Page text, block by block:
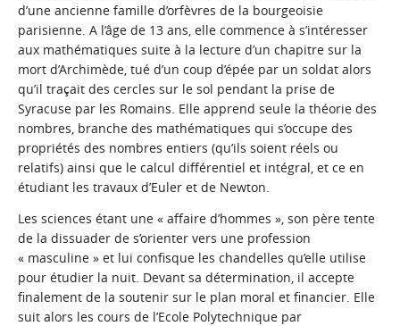
d’une ancienne famille d’orfèvres de la bourgeoisie
parisienne. A l’âge de 13 ans, elle commence à s’intéresser
aux mathématiques suite à la lecture d’un chapitre sur la
mort d’Archimède, tué d’un coup d’épée par un soldat alors
qu’il traçait des cercles sur le sol pendant la prise de
Syracuse par les Romains. Elle apprend seule la théorie des
nombres, branche des mathématiques qui s’occupe des
propriétés des nombres entiers (qu’ils soient réels ou
relatifs) ainsi que le calcul différentiel et intégral, et ce en
étudiant les travaux d’Euler et de Newton.
Les sciences étant une « affaire d’hommes », son père tente
de la dissuader de s’orienter vers une profession
« masculine » et lui confisque les chandelles qu’elle utilise
pour étudier la nuit. Devant sa détermination, il accepte
finalement de la soutenir sur le plan moral et financier. Elle
suit alors les cours de l’Ecole Polytechnique par